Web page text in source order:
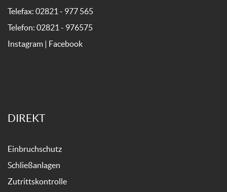
Telefax: 02821 - 977 565
Telefon: 02821 - 976575
Instagram | Facebook
DIREKT
Einbruchschutz
Schließanlagen
Zutrittskontrolle